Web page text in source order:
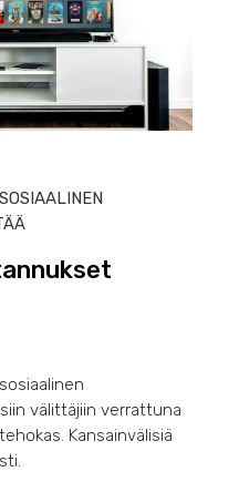
SOSIAALINEN
välittäjiin verrattuna
Kansainvälisiä